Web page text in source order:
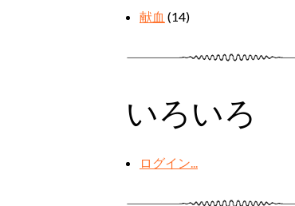
献血 (14)
いろいろ
ログイン...